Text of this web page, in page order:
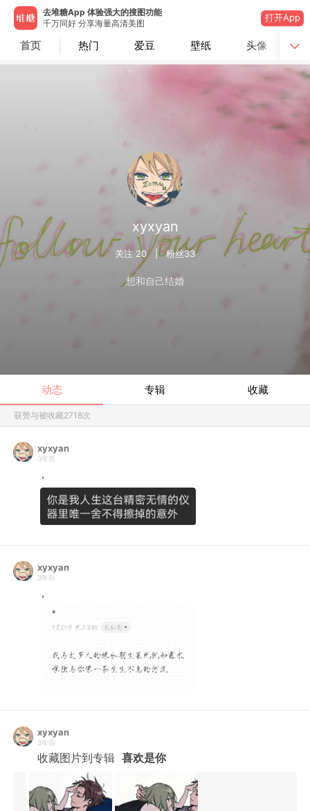
去堆糖App 体验强大的搜图功能
千万同好 分享海量高清美图
打开App
首页 热门 爱豆 壁纸 头像
xyxyan
关注 20| 粉丝33
想和自己结婚
动态 专辑 收藏
获赞与被收藏2718次
xyxyan
3年前
，
xyxyan
3年前
，
xyxyan
3年前
收藏图片到专辑 喜欢是你